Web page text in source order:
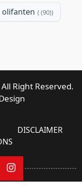
olifanten (90)
Right Reserved.
DISCLAIMER